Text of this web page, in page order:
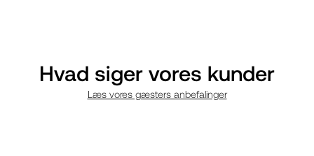
Hvad siger vores kunder
Læs vores gæsters anbefalinger